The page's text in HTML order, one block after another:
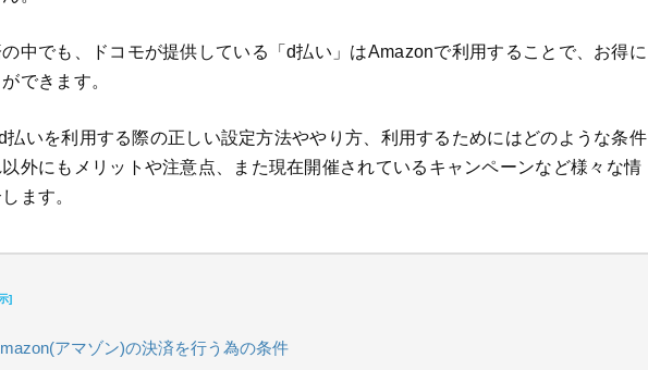
中でも、ドコモが提供している「d払い」はAmazonで利用することで、お得に
できます。
払いを利用する際の正しい設定方法ややり方、利用するためにはどのような条件
外にもメリットや注意点、また現在開催されているキャンペーンなど様々な情
ます。
]
アマゾン)の決済を行う為の条件